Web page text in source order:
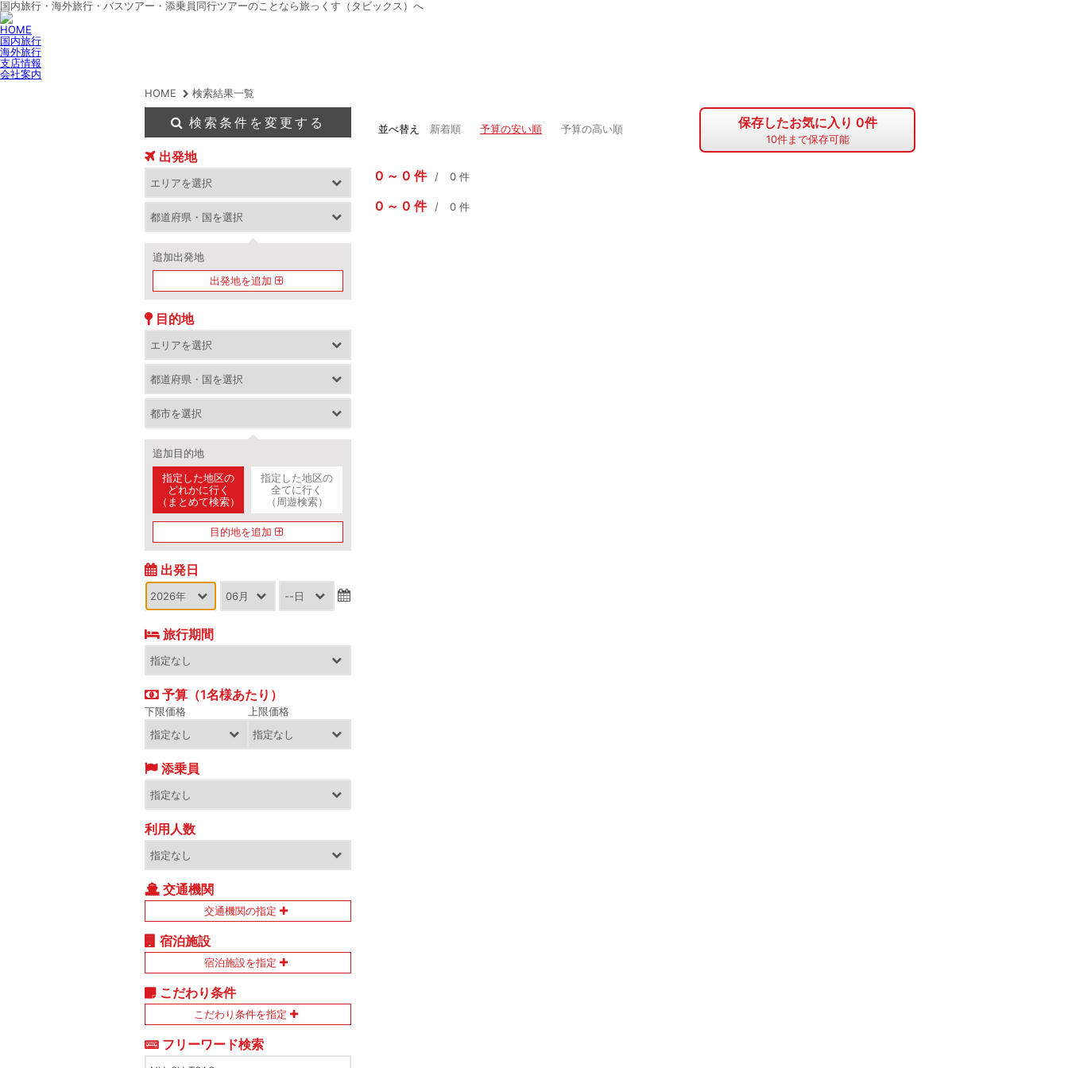
国内旅行・海外旅行・バスツアー・添乗員同行ツアーのことなら旅っくす（タビックス）へ
HOME
国内旅行
海外旅行
支店情報
会社案内
HOME
検索結果一覧
保存したお気に入り 0件
10件まで保存可能
並べ替え 新着順 予算の安い順 予算の高い順
0 0 件 0 件
0 0 件 0 件
検索条件を変更する
出発地
追加出発地
出発地を追加
目的地
追加目的地
指定した地区の
どれかに行く
（まとめて検索）
指定した地区の
全てに行く
（周遊検索）
目的地を追加
出発日
旅行期間
予算（1名様あたり）
下限価格 上限価格
添乗員
利用人数
交通機関
交通機関の指定
宿泊施設
宿泊施設を指定
こだわり条件
こだわり条件を指定
フリーワード検索